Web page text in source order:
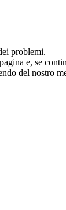
problemi.
e, se
del nostro